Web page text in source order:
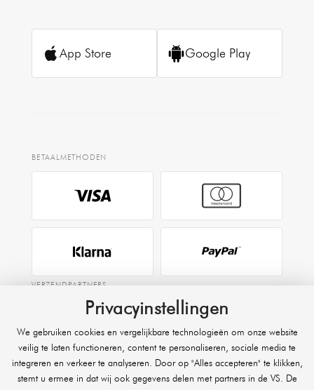
App Store Google Play
BETAALMETHODEN
VERZENDPARTNERS
EXPRESS
Raben
Privacyinstellingen
We gebruiken cookies en vergelijkbare technologieën om onze website
veilig te laten functioneren, content te personaliseren, sociale media te
integreren en verkeer te analyseren. Door op "Alles accepteren" te klikken,
stemt u ermee in dat wij ook gegevens delen met partners in de VS. De